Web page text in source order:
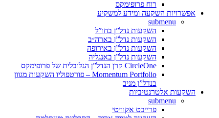
רוח פרופימקס
אפשרויות השקעה ומידע למשקיע
submenu
השקעות נדל”ן בחו”ל
השקעות נדל”ן בארה״ב
השקעות נדל”ן באירופה
השקעות נדל”ן באנגליה
CircleOne קרן הנדל”ן הגלובלית של פרופימקס
Momentum Portfolio – פורטפוליו השקעות מגוון
בנדל”ן מניב
השקעות אלטרנטיביות
submenu
פרייבט אקוויטי